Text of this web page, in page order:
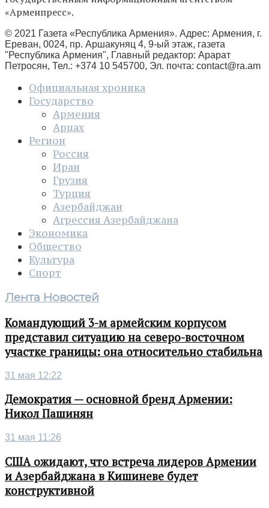
«Арменпресс».
© 2021 Газета «Республика Армения». Адрес: Армения, г.
Ереван, 0024, пр. Аршакуняц 4, 9-ый этаж, газета
"Республика Армения", Главный редактор: Арарат
Петросян, Тел.: +374 10 545700, Эл. почта: contact@ra.am
Официальная хроника
Государство
Армения
Арцах
Регион
Россия
Иран
Грузия
Турция
Азербайджан
Агрессия Азербайджана
Экономика
Общество
Культура
Спорт
Лента Новостей
Командующий 3-м армейским корпусом
представил ситуацию на северо-восточном
участке границы: она относительно стабильна
31 мая 12:22
Демократия — основной бренд Армении:
Никол Пашинян
31 мая 11:26
США ожидают, что встреча лидеров Армении
и Азербайджана в Кишиневе будет
конструктивной